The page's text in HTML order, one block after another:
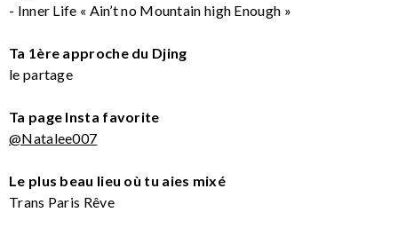
- Inner Life « Ain’t no Mountain high Enough »
Ta 1ère approche du Djing
le partage
Ta page Insta favorite
@Natalee007
Le plus beau lieu où tu aies mixé
Trans Paris Rêve